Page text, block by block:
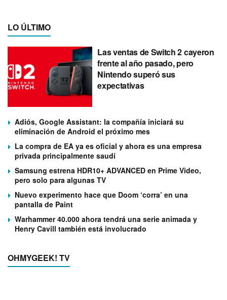
LO ÚLTIMO
Las ventas de Switch 2 cayeron
frente al año pasado, pero
Nintendo superó sus
expectativas
Adiós, Google Assistant: la compañía iniciará su
eliminación de Android el próximo mes
La compra de EA ya es oficial y ahora es una empresa
privada principalmente saudí
Samsung estrena HDR10+ ADVANCED en Prime Video,
pero solo para algunas TV
Nuevo experimento hace que Doom ‘corra’ en una
pantalla de Paint
Warhammer 40.000 ahora tendrá una serie animada y
Henry Cavill también está involucrado
OHMYGEEK! TV